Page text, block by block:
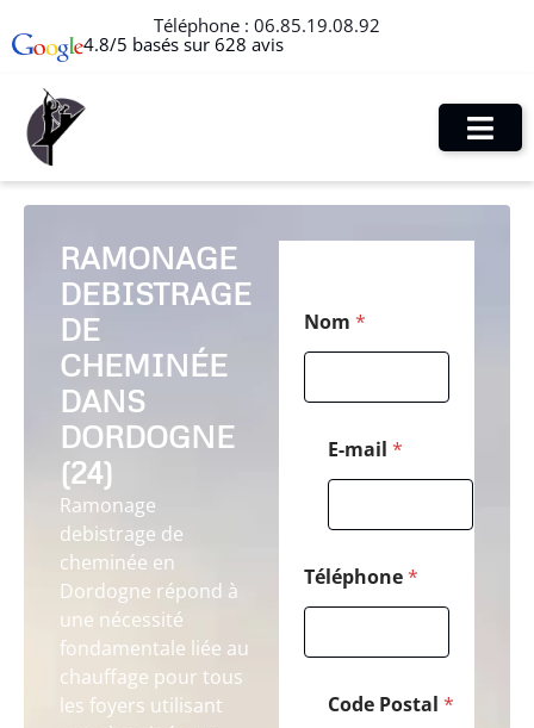
Téléphone : 06.85.19.08.92
4.8/5 basés sur 628 avis
RAMONAGE
DEBISTRAGE
DE
CHEMINÉE
DANS
DORDOGNE
(24)
Ramonage
debistrage de
cheminée en
Dordogne répond à
une nécessité
fondamentale liée au
chauffage pour tous
les foyers utilisant
Nom *
E-mail *
Téléphone*
Code Postal *